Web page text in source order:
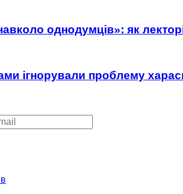
однодумців»: як
ігнорували проблему